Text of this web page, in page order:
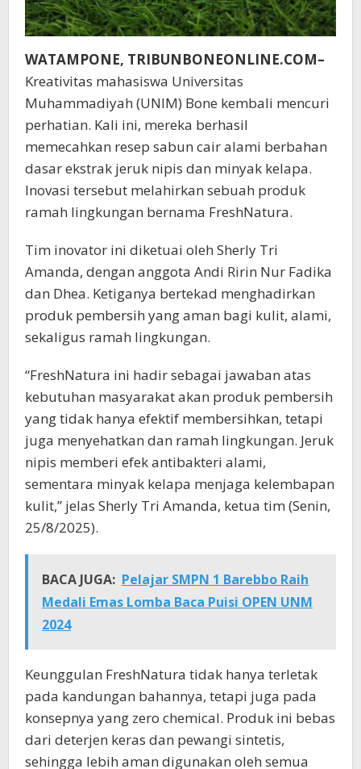
WATAMPONE, TRIBUNBONEONLINE.COM–
Kreativitas mahasiswa Universitas
Muhammadiyah (UNIM) Bone kembali mencuri
perhatian. Kali ini, mereka berhasil
memecahkan resep sabun cair alami berbahan
dasar ekstrak jeruk nipis dan minyak kelapa.
Inovasi tersebut melahirkan sebuah produk
ramah lingkungan bernama FreshNatura.
Tim inovator ini diketuai oleh Sherly Tri
Amanda, dengan anggota Andi Ririn Nur Fadika
dan Dhea. Ketiganya bertekad menghadirkan
produk pembersih yang aman bagi kulit, alami,
sekaligus ramah lingkungan.
“FreshNatura ini hadir sebagai jawaban atas
kebutuhan masyarakat akan produk pembersih
yang tidak hanya efektif membersihkan, tetapi
juga menyehatkan dan ramah lingkungan. Jeruk
nipis memberi efek antibakteri alami,
sementara minyak kelapa menjaga kelembapan
kulit,” jelas Sherly Tri Amanda, ketua tim (Senin,
25/8/2025).
BACA JUGA: Pelajar SMPN 1 Barebbo Raih
Medali Emas Lomba Baca Puisi OPEN UNM
2024
Keunggulan FreshNatura tidak hanya terletak
pada kandungan bahannya, tetapi juga pada
konsepnya yang zero chemical. Produk ini bebas
dari deterjen keras dan pewangi sintetis,
sehingga lebih aman digunakan oleh semua